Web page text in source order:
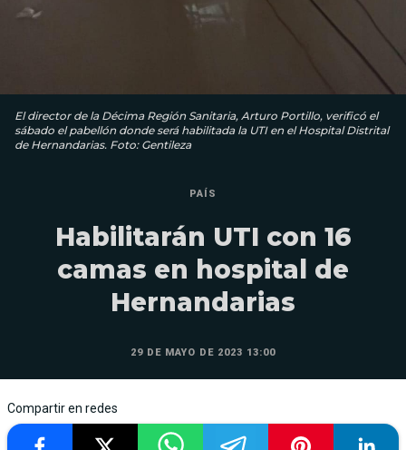
El director de la Décima Región Sanitaria, Arturo Portillo, verificó el
sábado el pabellón donde será habilitada la UTI en el Hospital Distrital
de Hernandarias. Foto: Gentileza
PAÍS
Habilitarán UTI con 16
camas en hospital de
Hernandarias
29 DE MAYO DE 2023 13:00
Compartir en redes